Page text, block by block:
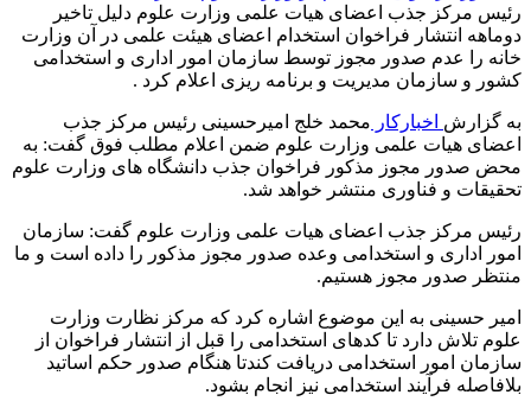
رئیس مرکز جذب اعضای هیات علمی وزارت علوم دلیل تاخیر
دوماهه انتشار فراخوان استخدام اعضای هیئت علمی در آن وزارت
خانه را عدم صدور مجوز توسط سازمان امور اداری و استخدامی
کشور و سازمان مدیریت و برنامه ریزی اعلام کرد .
به گزارش اخبارکار محمد خلج امیرحسینی رئیس مرکز جذب
اعضای هیات علمی وزارت علوم ضمن اعلام مطلب فوق گفت: به
محض صدور مجوز مذکور فراخوان جذب دانشگاه های وزارت علوم
تحقیقات و فناوری منتشر خواهد شد.
رئیس مرکز جذب اعضای هیات علمی وزارت علوم گفت: سازمان
امور اداری و استخدامی وعده صدور مجوز مذکور را داده است و ما
منتظر صدور مجوز هستیم.
امیر حسینی به این موضوع اشاره کرد که مرکز نظارت وزارت
علوم تلاش دارد تا کدهای استخدامی را قبل از انتشار فراخوان از
سازمان امور استخدامی دریافت کندتا هنگام صدور حکم اساتید
بلافاصله فرآیند استخدامی نیز انجام بشود.